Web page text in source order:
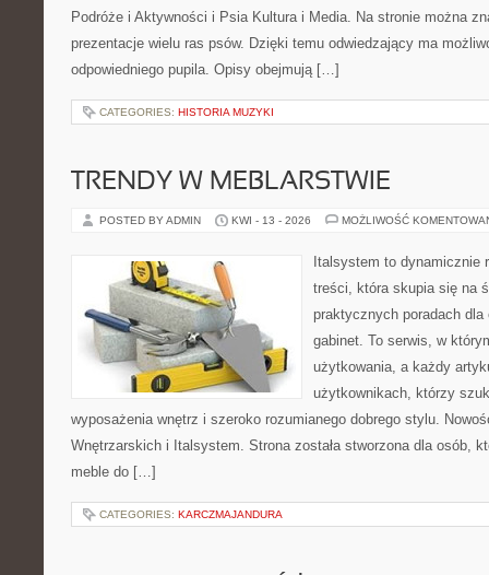
Podróże i Aktywności i Psia Kultura i Media. Na stronie można
prezentacje wielu ras psów. Dzięki temu odwiedzający ma
odpowiedniego pupila. Opisy obejmują […]
CATEGORIES: HISTORIA MUZYKI
TRENDY W MEBLARSTWIE
POSTED BY ADMIN KWI - 13 - 2026 MOŻLIWOŚĆ
Italsystem to dynamicznie
treści, która skupia się na
praktycznych poradach
gabinet. To serwis, w
użytkowania, a każdy
użytkownikach, którzy
wyposażenia wnętrz i szeroko rozumianego dobrego stylu.
Wnętrzarskich i Italsystem. Strona została stworzona dla osób,
meble do […]
CATEGORIES: KARCZMAJANDURA